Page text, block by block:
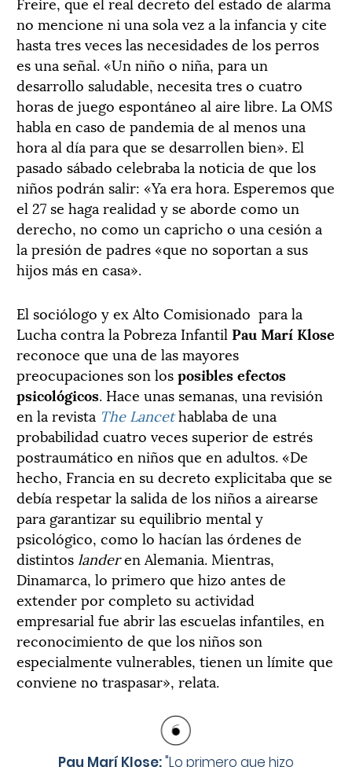
no mencione ni una sola vez a la infancia y cite
hasta tres veces las necesidades de los perros
es una señal. «Un niño o niña, para un
desarrollo saludable, necesita tres o cuatro
horas de juego espontáneo al aire libre. La OMS
habla en caso de pandemia de al menos una
hora al día para que se desarrollen bien». El
pasado sábado celebraba la noticia de que los
niños podrán salir: «Ya era hora. Esperemos que
el 27 se haga realidad y se aborde como un
derecho, no como un capricho o una cesión a
la presión de padres «que no soportan a sus
hijos más en casa».
El sociólogo y ex Alto Comisionado para la
Lucha contra la Pobreza Infantil Pau Marí Klose
reconoce que una de las mayores
preocupaciones son losposibles efectos
psicológicos. Hace unas semanas, una revisión
en la revista The Lancethablaba de una
probabilidad cuatro veces superior de estrés
postraumático en niños que en adultos. «De
hecho, Francia en su decreto explicitaba que se
debía respetar la salida de los niños a airearse
para garantizar su equilibrio mental y
psicológico, como lo hacían las órdenes de
distintos landeren Alemania. Mientras,
Dinamarca, lo primero que hizo antes de
extender por completo su actividad
empresarial fue abrir las escuelas infantiles, en
reconocimiento de que los niños son
especialmente vulnerables, tienen un límite que
conviene no traspasar», relata.
Pau Marí Klose:"Lo primero que hizo